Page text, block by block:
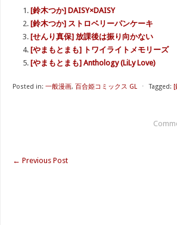
[鈴木つか] DAISY×DAISY
[鈴木つか] ストロベリーパンケーキ
[せんり真保] 放課後は振り向かない
[やまもとまも] トワイライトメモリーズ
[やまもとまも] Anthology (LiLy Love)
Posted in: 一般漫画, 百合姫コミックス GL ⋅ Tagged: [
← Previous Post